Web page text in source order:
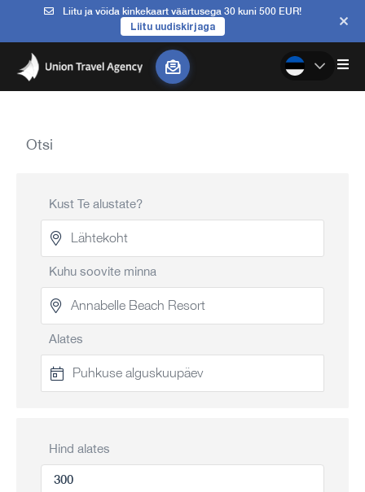
Liitu ja võida kinkekaart väärtusega 30 kuni 500 EUR!
Liitu uudiskirjaga
Otsi
Kust Te alustate?
Kuhu soovite minna
Alates
Hind alates